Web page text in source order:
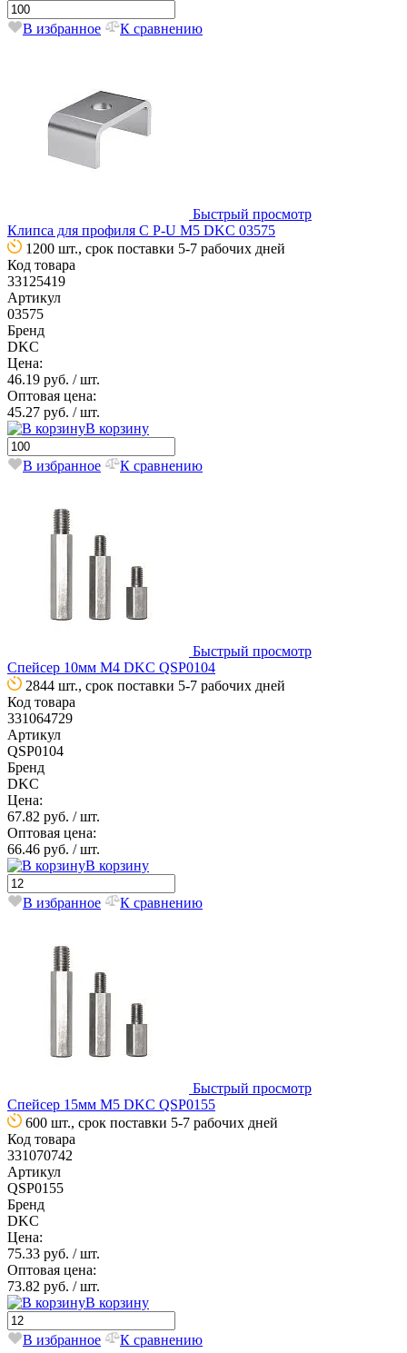
В избранное К сравнению
Быстрый просмотр
Клипса для профиля C P-U M5 DKC 03575
1200 шт., срок поставки 5-7 рабочих дней
Код товара
33125419
Артикул
03575
Бренд
DKC
Цена:
46.19 руб. / шт.
Оптовая цена:
45.27 руб. / шт.
В корзину
В избранное К сравнению
Быстрый просмотр
Спейсер 10мм М4 DKC QSP0104
2844 шт., срок поставки 5-7 рабочих дней
Код товара
331064729
Артикул
QSP0104
Бренд
DKC
Цена:
67.82 руб. / шт.
Оптовая цена:
66.46 руб. / шт.
В корзину
В избранное К сравнению
Быстрый просмотр
Спейсер 15мм М5 DKC QSP0155
600 шт., срок поставки 5-7 рабочих дней
Код товара
331070742
Артикул
QSP0155
Бренд
DKC
Цена:
75.33 руб. / шт.
Оптовая цена:
73.82 руб. / шт.
В корзину
В избранное К сравнению